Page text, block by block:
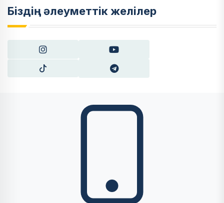
Біздің әлеуметтік желілер